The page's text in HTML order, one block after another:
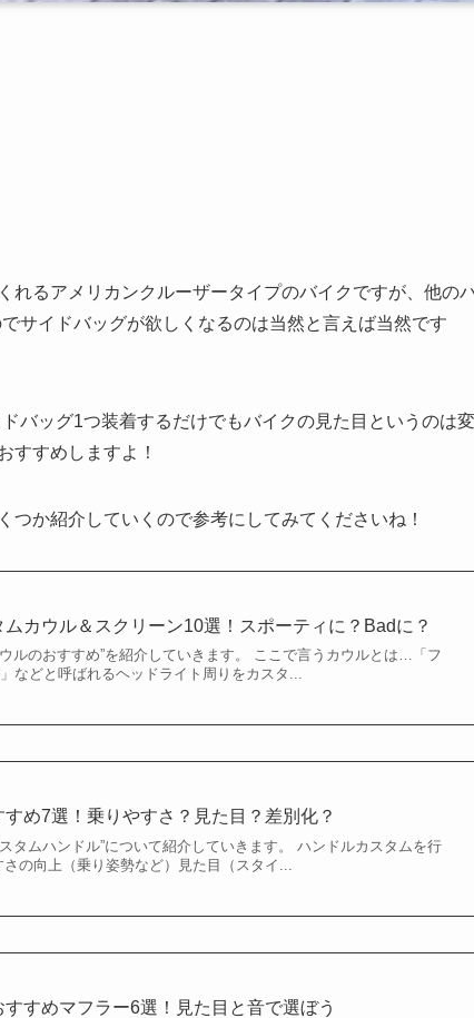
れるアメリカンクルーザータイプのバイクですが、他の
サイドバッグが欲しくなるのは当然と言えば当然です
バッグ1つ装着するだけでもバイクの見た目というのは変
すすめしますよ！
か紹介していくので参考にしてみてくださいね！
カウル＆スクリーン10選！スポーティに？Badに？
ルのおすすめ”を紹介していきます。 ここで言うカウルとは…「フ
などと呼ばれるヘッドライト周りをカスタ...
め7選！乗りやすさ？見た目？差別化？
タムハンドル”について紹介していきます。 ハンドルカスタムを行
の向上（乗り姿勢など）見た目（スタイ...
すすめマフラー6選！見た目と音で選ぼう